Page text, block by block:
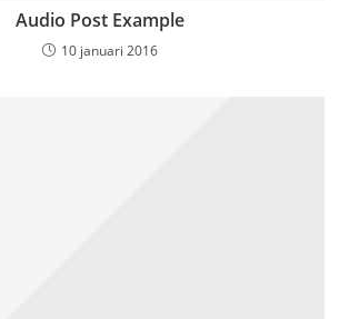
Audio Post Example
10 januari 2016